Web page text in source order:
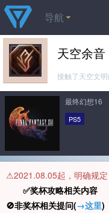
导航
天空余音
接触了天空文
最终幻想16
PS5
⚠️2021.08.05起，明确规
✅奖杯攻略相关内
🚫非奖杯相关提问(→这里)